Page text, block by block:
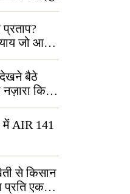
जो आज
देखने बैठे
कि
सकते हैं”
AIR 141
से किसान
एकड़